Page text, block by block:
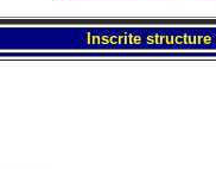
Inscrite